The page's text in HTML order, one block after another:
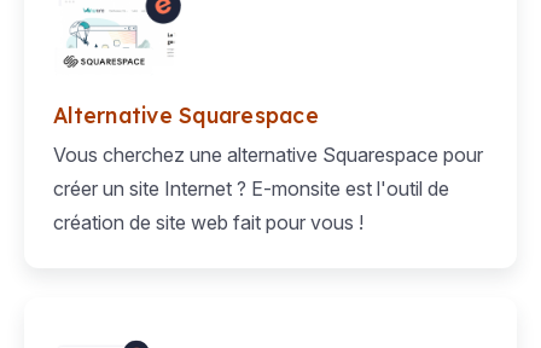
Alternative Squarespace
Vous cherchez une alternative Squarespace pour
créer un site Internet ? E-monsite est l'outil de
création de site web fait pour vous !